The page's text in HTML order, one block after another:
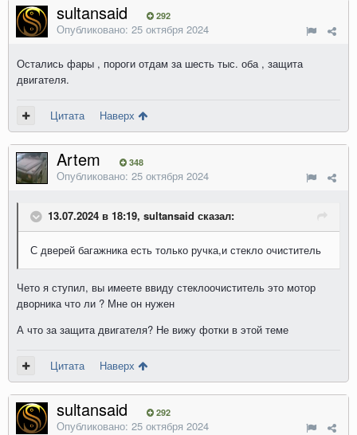
sultansaid 292
Опубликовано: 25 октября 2024
Остались фары , пороги отдам за шесть тыс. оба , защита
двигателя.
Цитата Наверх
Artem 348
Опубликовано: 25 октября 2024
13.07.2024 в 18:19, sultansaid сказал:
С дверей багажника есть только ручка,и стекло очиститель
Чето я ступил, вы имеете ввиду стеклоочиститель это мотор
дворника что ли ? Мне он нужен
А что за защита двигателя? Не вижу фотки в этой теме
Цитата Наверх
sultansaid 292
Опубликовано: 25 октября 2024